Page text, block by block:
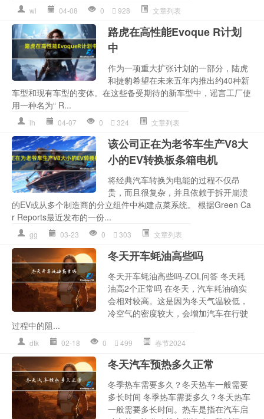
wl 04-08 0 928 文章列表
路虎在高性能Evoque R计划
中
作为一项重大扩张计划的一部分，陆虎
和捷豹希望在未来五年内推出约40种新
车型和现有车型的变体。在这些备受期待的新车型中，谣言工厂使
用一种名为“ R...
lh 04-07 0 324 文章列表
该公司正在为老爷车生产V8大
小的EV转换板​​条箱电机
将经典汽车转换为电能的过程不仅昂
贵，而且很复杂，并且依赖于拆开崩溃
的EV或从多个制造商的分立组件中构建点菜系统。 根据Green Ca
r Reports最近发布的一份...
gg 03-23 0 303 文章列表
冬天开车蚝油高些吗
冬天开车蚝油高些吗-ZOL问答 冬天耗
油高2个正常吗 在冬天，汽车耗油确实
会相对较高。这是因为冬天气温较低，
冷空气的密度较大，会增加汽车在行驶
过程中的阻...
dtk 02-18 0 499 春节2024
冬天汽车预热多久正常
冬季热车需要多久？冬天热车一般需要
多长时间 冬季热车需要多久？冬天热车
一般需要多长时间。热车是指在汽车启